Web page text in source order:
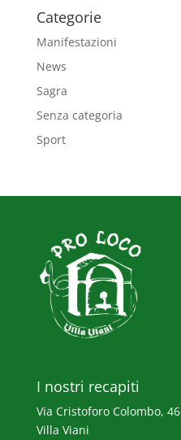
Categorie
Manifestazioni
News
Sagra
Senza categoria
Sport
I nostri recapiti
Via Cristoforo Colombo, 46
Villa Viani